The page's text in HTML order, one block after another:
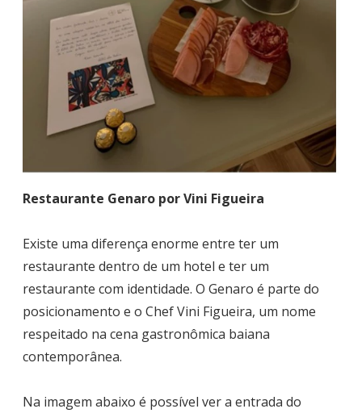
Restaurante Genaro por Vini Figueira
Existe uma diferença enorme entre ter um
restaurante dentro de um hotel e ter um
restaurante com identidade. O Genaro é parte do
posicionamento e o Chef Vini Figueira, um nome
respeitado na cena gastronômica baiana
contemporânea.
Na imagem abaixo é possível ver a entrada do